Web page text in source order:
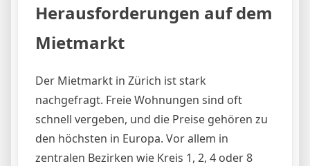
Herausforderungen auf dem
Mietmarkt
Der Mietmarkt in Zürich ist stark
nachgefragt. Freie Wohnungen sind oft
schnell vergeben, und die Preise gehören zu
den höchsten in Europa. Vor allem in
zentralen Bezirken wie Kreis 1, 2, 4 oder 8